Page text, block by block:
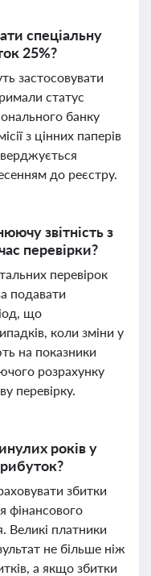
спеціальну
25%?
застосовувати
статус
банку
з цінних паперів
до реєстру.
звітність з
перевірки?
перевірок
подавати
що
коли зміни у
на показники
розрахунку
перевірку.
років у
збитки
фінансового
Великі платники
не більше ніж
а якщо збитки